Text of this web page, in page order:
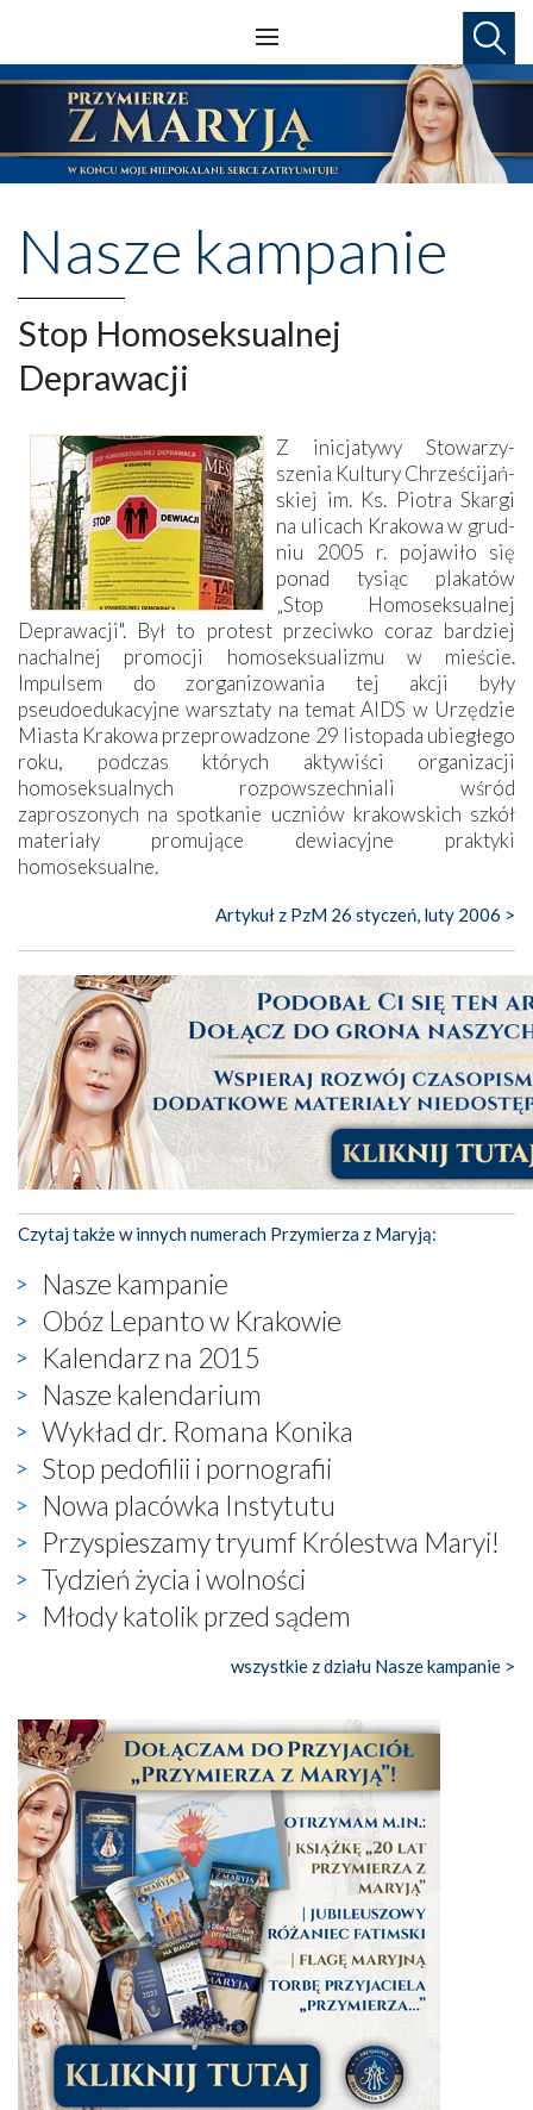
Nasze kampanie
Stop Homoseksualnej
Deprawacji
Z inicjatywy Stowarzy­
szenia ­Kultury Chrześcijań­
skiej im. Ks. Piotra Skargi
na ulicach Krakowa w grud­
niu 2005 r. po­jawiło się
ponad tysiąc plakatów
„Stop Homosek­sualnej
Deprawacji". Był to protest przeciwko coraz bardziej
nachalnej promocji homoseksualizmu w mieście.
Impulsem do zorganizowania tej akcji były
pseudoedukacyjne warsztaty na temat AIDS w Urzędzie
Miasta Krakowa przeprowadzone 29 listopada ubiegłego
roku, podczas których aktywiści organizacji
homoseksualnych rozpowszechniali wśród
zaproszonych na spotkanie uczniów krakowskich szkół
materiały promujące dewiacyjne praktyki
homoseksualne.
Artykuł z PzM 26 styczeń, luty 2006 >
Czytaj także w innych numerach Przymierza z Maryją:
Nasze kampanie
Obóz Lepanto w Krakowie
Kalendarz na 2015
Nasze kalendarium
Wykład dr. Romana Konika
Stop pedofilii i pornografii
Nowa placówka Instytutu
Przyspieszamy tryumf Królestwa Maryi!
Tydzień życia i wolności
Młody katolik przed sądem
wszystkie z działu Nasze kampanie >